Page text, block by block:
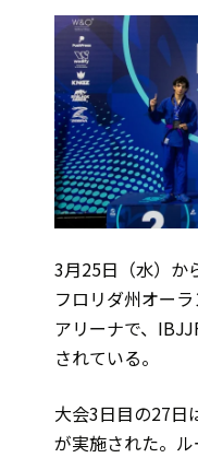
3月25日（水）か
フロリダ州オー
アリーナで、
されている。
大会3日目の27日
が実施された。